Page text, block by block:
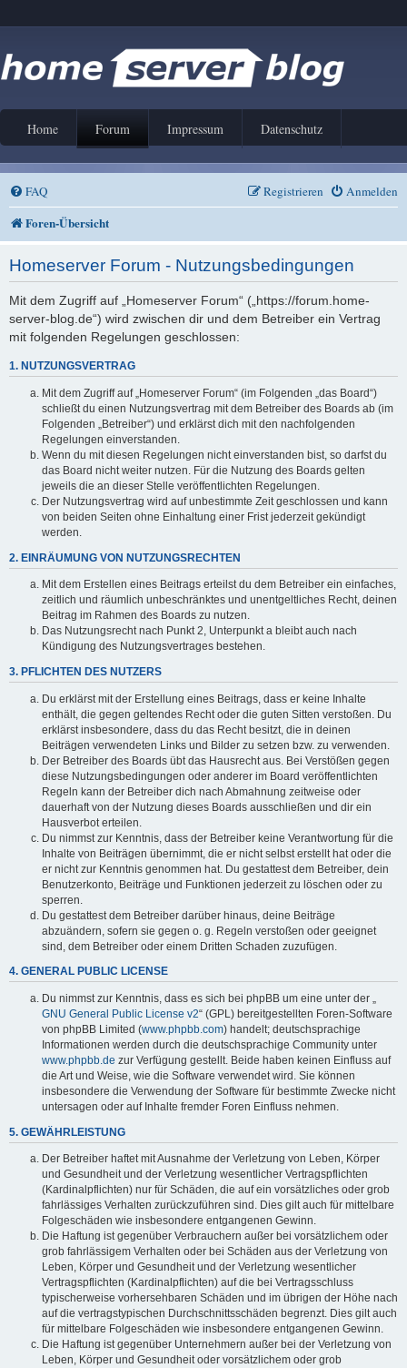
Home Forum Impressum Datenschutz
FAQ Anmelden
Registrieren
Foren-Übersicht
Homeserver Forum - Nutzungsbedingungen
Mit dem Zugriff auf „Homeserver Forum“ („https://forum.home-
server-blog.de“) wird zwischen dir und dem Betreiber ein Vertrag
mit folgenden Regelungen geschlossen:
1. NUTZUNGSVERTRAG
Mit dem Zugriff auf „Homeserver Forum“ (im Folgenden „das Board“)
schließt du einen Nutzungsvertrag mit dem Betreiber des Boards ab (im
Folgenden „Betreiber“) und erklärst dich mit den nachfolgenden
Regelungen einverstanden.
Wenn du mit diesen Regelungen nicht einverstanden bist, so darfst du
das Board nicht weiter nutzen. Für die Nutzung des Boards gelten
jeweils die an dieser Stelle veröffentlichten Regelungen.
Der Nutzungsvertrag wird auf unbestimmte Zeit geschlossen und kann
von beiden Seiten ohne Einhaltung einer Frist jederzeit gekündigt
werden.
2. EINRÄUMUNG VON NUTZUNGSRECHTEN
Mit dem Erstellen eines Beitrags erteilst du dem Betreiber ein einfaches,
zeitlich und räumlich unbeschränktes und unentgeltliches Recht, deinen
Beitrag im Rahmen des Boards zu nutzen.
Das Nutzungsrecht nach Punkt 2, Unterpunkt a bleibt auch nach
Kündigung des Nutzungsvertrages bestehen.
3. PFLICHTEN DES NUTZERS
Du erklärst mit der Erstellung eines Beitrags, dass er keine Inhalte
enthält, die gegen geltendes Recht oder die guten Sitten verstoßen. Du
erklärst insbesondere, dass du das Recht besitzt, die in deinen
Beiträgen verwendeten Links und Bilder zu setzen bzw. zu verwenden.
Der Betreiber des Boards übt das Hausrecht aus. Bei Verstößen gegen
diese Nutzungsbedingungen oder anderer im Board veröffentlichten
Regeln kann der Betreiber dich nach Abmahnung zeitweise oder
dauerhaft von der Nutzung dieses Boards ausschließen und dir ein
Hausverbot erteilen.
Du nimmst zur Kenntnis, dass der Betreiber keine Verantwortung für die
Inhalte von Beiträgen übernimmt, die er nicht selbst erstellt hat oder die
er nicht zur Kenntnis genommen hat. Du gestattest dem Betreiber, dein
Benutzerkonto, Beiträge und Funktionen jederzeit zu löschen oder zu
sperren.
Du gestattest dem Betreiber darüber hinaus, deine Beiträge
abzuändern, sofern sie gegen o. g. Regeln verstoßen oder geeignet
sind, dem Betreiber oder einem Dritten Schaden zuzufügen.
4. GENERAL PUBLIC LICENSE
Du nimmst zur Kenntnis, dass es sich bei phpBB um eine unter der „
GNU General Public License v2“ (GPL) bereitgestellten Foren-Software
von phpBB Limited (www.phpbb.com) handelt; deutschsprachige
Informationen werden durch die deutschsprachige Community unter
www.phpbb.de zur Verfügung gestellt. Beide haben keinen Einfluss auf
die Art und Weise, wie die Software verwendet wird. Sie können
insbesondere die Verwendung der Software für bestimmte Zwecke nicht
untersagen oder auf Inhalte fremder Foren Einfluss nehmen.
5. GEWÄHRLEISTUNG
Der Betreiber haftet mit Ausnahme der Verletzung von Leben, Körper
und Gesundheit und der Verletzung wesentlicher Vertragspflichten
(Kardinalpflichten) nur für Schäden, die auf ein vorsätzliches oder grob
fahrlässiges Verhalten zurückzuführen sind. Dies gilt auch für mittelbare
Folgeschäden wie insbesondere entgangenen Gewinn.
Die Haftung ist gegenüber Verbrauchern außer bei vorsätzlichem oder
grob fahrlässigem Verhalten oder bei Schäden aus der Verletzung von
Leben, Körper und Gesundheit und der Verletzung wesentlicher
Vertragspflichten (Kardinalpflichten) auf die bei Vertragsschluss
typischerweise vorhersehbaren Schäden und im übrigen der Höhe nach
auf die vertragstypischen Durchschnittsschäden begrenzt. Dies gilt auch
für mittelbare Folgeschäden wie insbesondere entgangenen Gewinn.
Die Haftung ist gegenüber Unternehmern außer bei der Verletzung von
Leben, Körper und Gesundheit oder vorsätzlichem oder grob